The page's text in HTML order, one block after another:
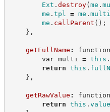
Ext . destroy(me .
me . tpl = me .
me . callParent ( ) ;
} ,
getFullName : function
var multi = this .
return this .
} ,
getRawValue : function
return this . value